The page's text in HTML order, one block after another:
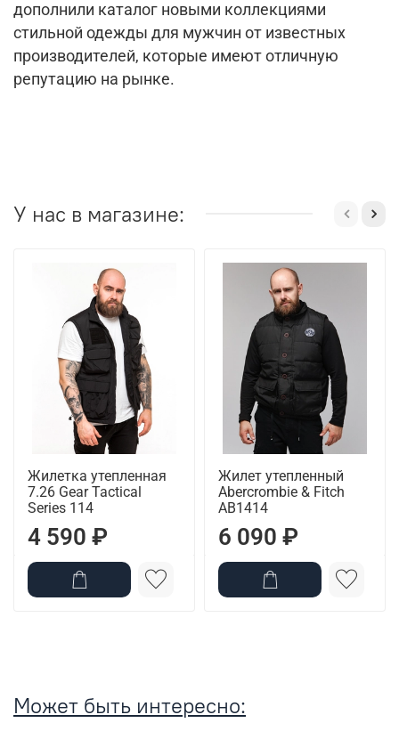
дополнили каталог новыми коллекциями
стильной одежды для мужчин от известных
производителей, которые имеют отличную
репутацию на рынке.
У нас в магазине:
Жилетка утепленная
7.26 Gear Tactical
Series 114
4 590 ₽
Жилет утепленный
Abercrombie & Fitch
AB1414
6 090 ₽
Может быть интересно: